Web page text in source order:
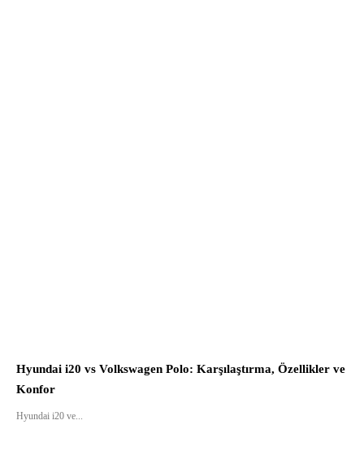
Hyundai i20 vs Volkswagen Polo: Karşılaştırma, Özellikler ve
Konfor
Hyundai i20 ve...